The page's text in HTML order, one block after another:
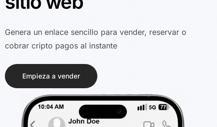
Genera un enlace sencillo para vender, reservar o
cobrar cripto pagos al instante
Empieza a vender